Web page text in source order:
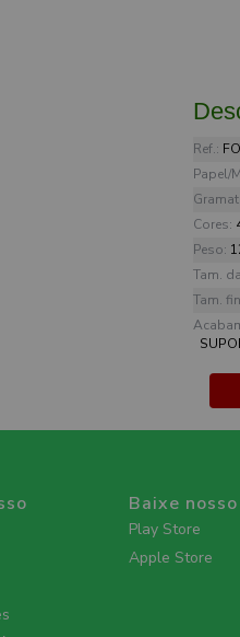
Ref.:
Papel/
Cores:
Peso:
Tam.
Tam.
Baixe
Play Store
Apple Store